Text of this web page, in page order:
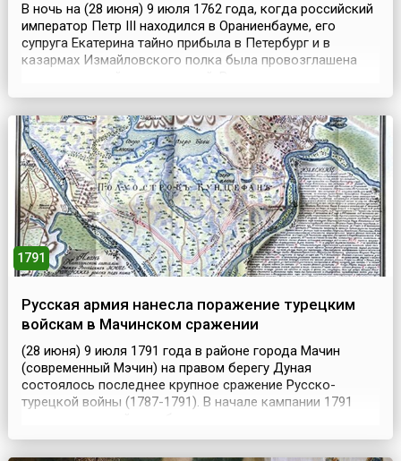
В ночь на (28 июня) 9 июля 1762 года, когда российский
император Петр III находился в Ораниенбауме, его
супруга Екатерина тайно прибыла в Петербург и в
казармах Измайловского полка была провозглашена
присоединились солдаты других полков. Весть о
по городу и была с восторгом встречена
петербуржцами. ...
1791
Русская армия нанесла поражение турецким
войскам в Мачинском сражении
(28 июня) 9 июля 1791 года в районе города Мачин
(современный Мэчин) на правом берегу Дуная
состоялось последнее крупное сражение Русско-
турецкой войны (1787-1791). В начале кампании 1791
боевые действия за Дунаем. Стремясь не допустить